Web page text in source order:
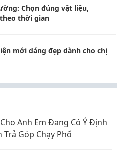
Chọn đúng vật liệu,
thời gian
mới dáng đẹp dành cho chị
Anh Em Đang Có Ý Định
Trả Góp Chạy Phố